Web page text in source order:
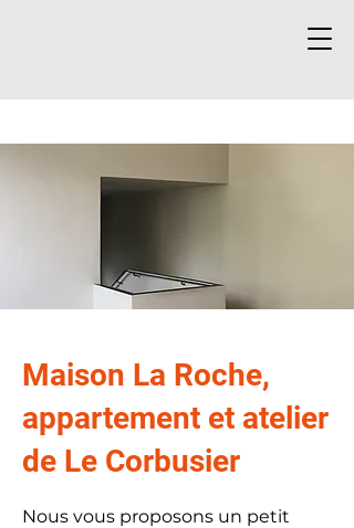
Maison La Roche,
appartement et atelier
de Le Corbusier
Nous vous proposons un petit